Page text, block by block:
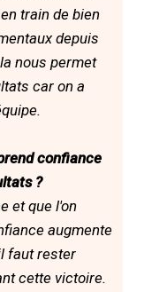
train de bien
depuis
nous permet
car on a
confiance
?
et que l'on
augmente
faut rester
cette victoire.